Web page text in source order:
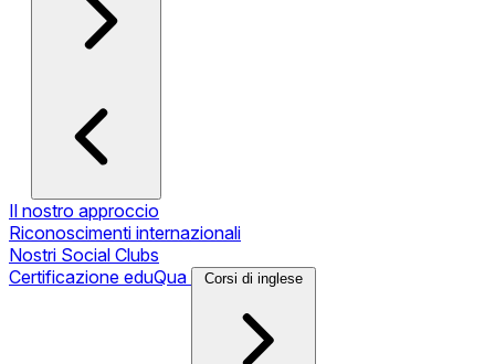
Il nostro approccio
Riconoscimenti internazionali
Nostri Social Clubs
Certificazione eduQua
Corsi di inglese